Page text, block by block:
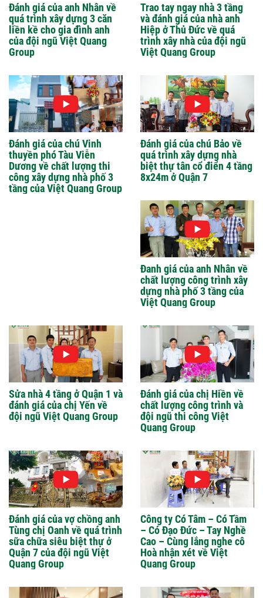
Đánh giá của anh Nhân về
quá trình xây dựng 3 căn
liền kề cho gia đình anh
của đội ngũ Việt Quang
Group
Trao tay ngay nhà 3 tầng
và đánh giá của nhà anh
Hiệp ở Thủ Đức về quá
trình xây nhà của đội ngũ
Việt Quang Group
Đánh giá của chú Vinh
thuyền phó Tàu Viễn
Dương về chất lượng thi
công xây dựng nhà phố 3
tầng của Việt Quang Group
Đánh giá của chú Bảo về
quá trình xây dựng nhà
biệt thự tân cổ điển 4 tầng
8x24m ở Quận 7
Đanh giá của anh Nhân về
chất lượng công trình xây
dựng nhà phố 3 tầng của
Việt Quang Group
Sửa nhà 4 tầng ở Quận 1 và
đánh giá của chị Yến về
đội ngũ Việt Quang Group
Đánh giá của chị Hiền về
chất lượng công trình và
đội ngũ thi công Việt
Quang Group
Đánh giá của vợ chồng anh
Tùng chị Oanh về quá trình
sữa chữa siêu biệt thự ở
Quận 7 của đội ngũ Việt
Quang Group
Công ty Có Tâm – Có Tầm
– Có Đạo Đức – Tay Nghề
Cao – Cùng lắng nghe cô
Hoà nhận xét về Việt
Quang Group